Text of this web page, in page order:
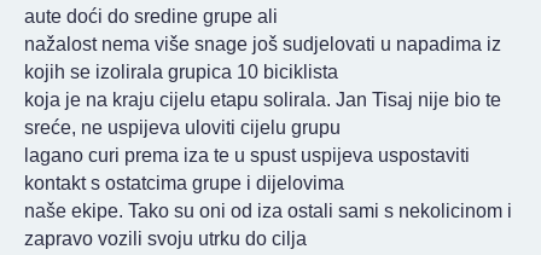
aute doći do sredine grupe ali
nažalost nema više snage još sudjelovati u napadima iz
kojih se izolirala grupica 10 biciklista
koja je na kraju cijelu etapu solirala. Jan Tisaj nije bio te
sreće, ne uspijeva uloviti cijelu grupu
lagano curi prema iza te u spust uspijeva uspostaviti
kontakt s ostatcima grupe i dijelovima
naše ekipe. Tako su oni od iza ostali sami s nekolicinom i
zapravo vozili svoju utrku do cilja